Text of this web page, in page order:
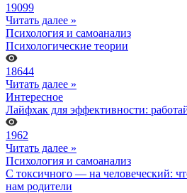
19099
Читать далее »
Психология и самоанализ
Психологические теории
18644
Читать далее »
Интересное
Лайфхак для эффективности:
1962
Читать далее »
Психология и самоанализ
С токсичного — на человеческий:
нам родители